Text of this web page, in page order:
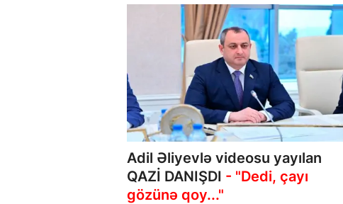
Adil Əliyevlə videosu yayılan
QAZİ DANIŞDI - "Dedi, çayı
gözünə qoy..."